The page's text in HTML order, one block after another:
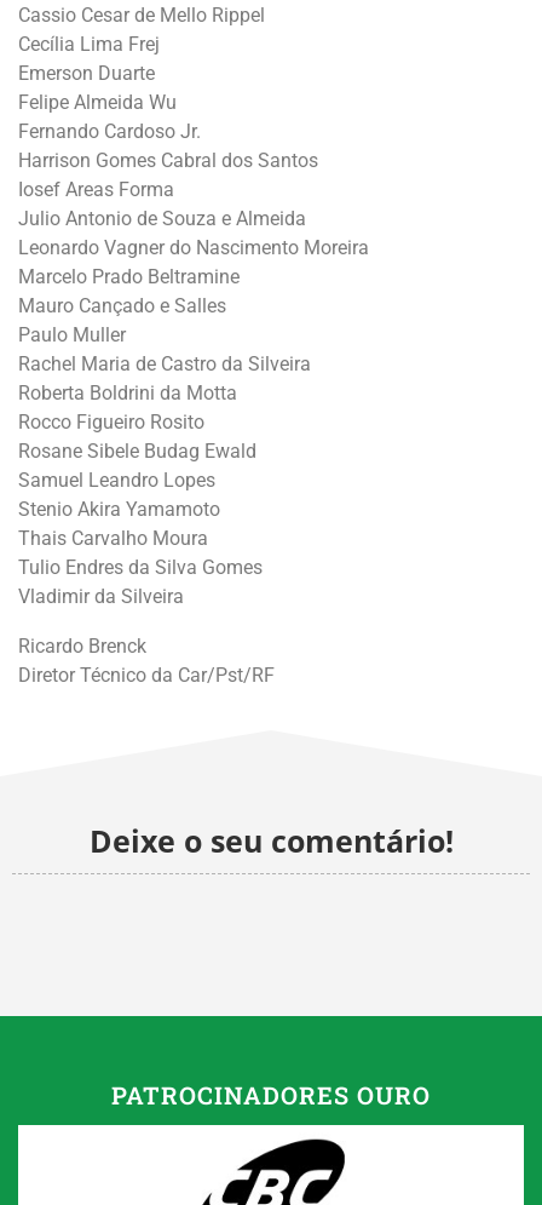
Cassio Cesar de Mello Rippel
Cecília Lima Frej
Emerson Duarte
Felipe Almeida Wu
Fernando Cardoso Jr.
Harrison Gomes Cabral dos Santos
Iosef Areas Forma
Julio Antonio de Souza e Almeida
Leonardo Vagner do Nascimento Moreira
Marcelo Prado Beltramine
Mauro Cançado e Salles
Paulo Muller
Rachel Maria de Castro da Silveira
Roberta Boldrini da Motta
Rocco Figueiro Rosito
Rosane Sibele Budag Ewald
Samuel Leandro Lopes
Stenio Akira Yamamoto
Thais Carvalho Moura
Tulio Endres da Silva Gomes
Vladimir da Silveira
Ricardo Brenck
Diretor Técnico da Car/Pst/RF
Deixe o seu comentário!
PATROCINADORES OURO